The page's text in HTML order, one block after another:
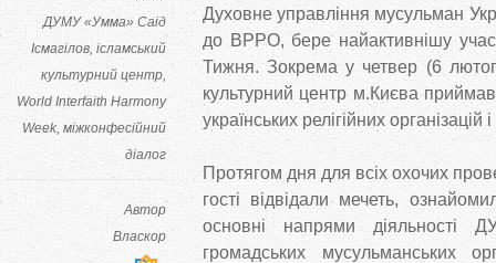
ДУМУ «Умма» Саід
Ісмагілов ісламський
культурний центр
World Interfaith Harmony
Week міжконфесійний
діалог
Автор
Власкор
Духовне управління мусульман
до ВРРО, бере найактивнішу
Тижня. Зокрема у четвер (6
культурний центр м.Києва
українських релігійних організацій
Протягом дня для всіх охочих
гості відвідали мечеть,
основні напрями
громадських мусульманських